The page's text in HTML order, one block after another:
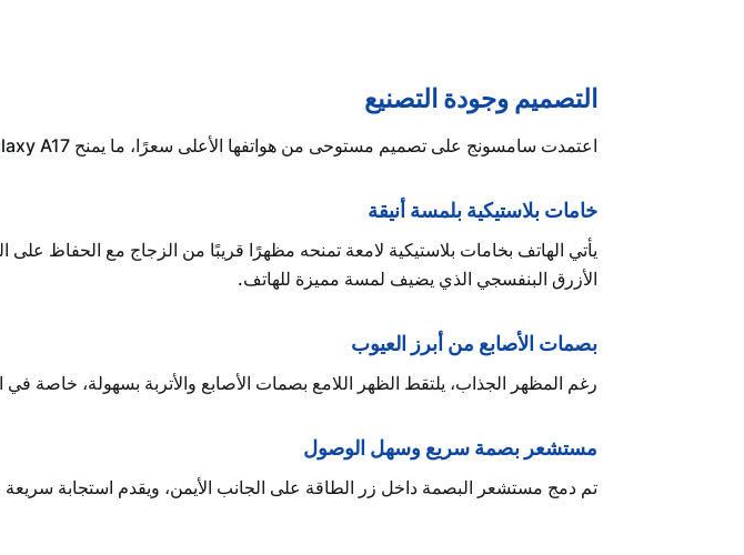
التصميم وجودة التصنيع
اعتمدت سامسونج على تصميم مستوحى من هواتفها الأعلى سعرًا، ما يمنح Galaxy A17 مظهرًا أكثر أناقة مقارنة بما اعتدناه في الفئة الاقتصادية.
خامات بلاستيكية بلمسة أنيقة
يأتي الهاتف بخامات بلاستيكية لامعة تمنحه مظهرًا قريبًا من الزجاج مع الحفاظ على
الأزرق البنفسجي الذي يضيف لمسة مميزة للهاتف.
بصمات الأصابع من أبرز العيوب
رغم المظهر الجذاب، يلتقط الظهر اللامع بصمات الأصابع والأتربة بسهولة، خاصة
مستشعر بصمة سريع وسهل الوصول
تم دمج مستشعر البصمة داخل زر الطاقة على الجانب الأيمن، ويقدم استجابة سريعة